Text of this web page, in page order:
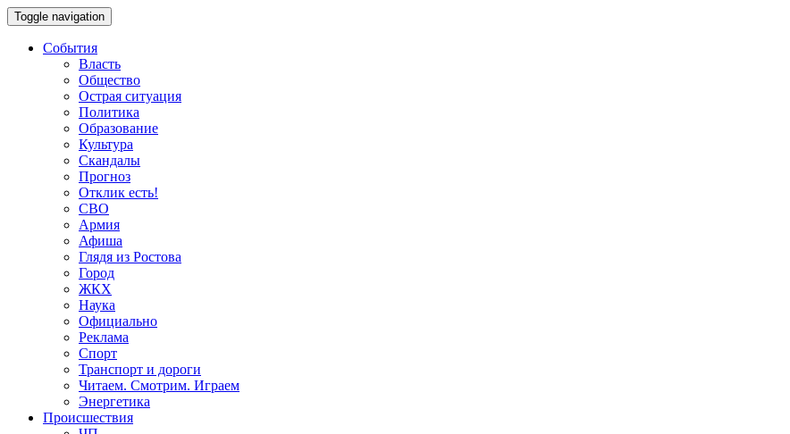
Toggle navigation
События
Власть
Общество
Острая ситуация
Политика
Образование
Культура
Скандалы
Прогноз
Отклик есть!
СВО
Армия
Афиша
Глядя из Ростова
Город
ЖКХ
Наука
Официально
Реклама
Спорт
Транспорт и дороги
Читаем. Смотрим. Играем
Энергетика
Происшествия